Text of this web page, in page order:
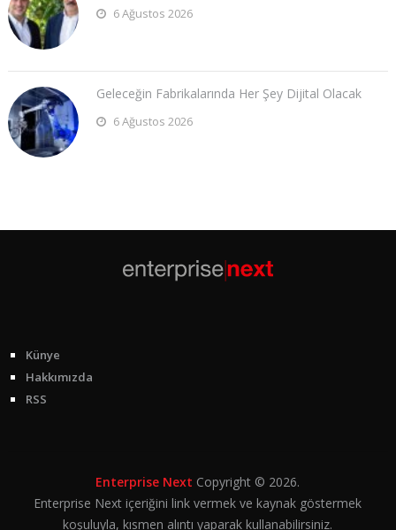
6 Ağustos 2026
Geleceğin Fabrikalarında Her Şey Dijital Olacak
6 Ağustos 2026
Künye
Hakkımızda
RSS
Enterprise Next Copyright © 2026.
Enterprise Next içeriğini link vermek ve kaynak göstermek
koşuluyla, kısmen alıntı yaparak kullanabilirsiniz.